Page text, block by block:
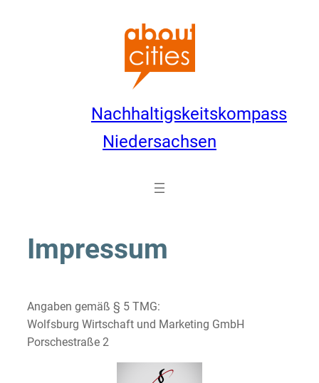
Nachhaltigskeitskompass
Niedersachsen
Impressum
Angaben gemäß § 5 TMG:
Wolfsburg Wirtschaft und Marketing GmbH
Porschestraße 2